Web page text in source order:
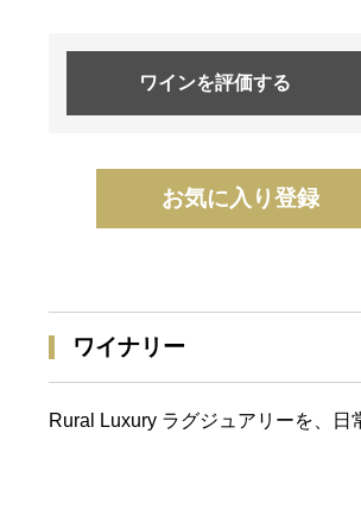
ワインを評価する
お気に入り登録
ワイナリー
Rural Luxury ラグジュアリーを、日